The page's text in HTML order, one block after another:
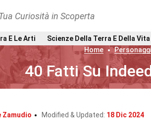
Curiosità in Scoperta
E Le Arti Scienze Della Terra E Della Vita
Home
Personaggi
40 Fatti Su
Zamudio Modified & Updated: 18 Dic 2024